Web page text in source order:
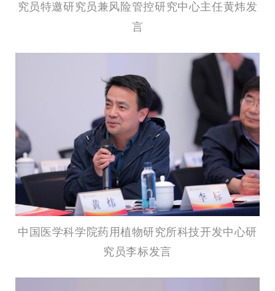
究员特邀研究员兼风险管控研究中心主任黄炜发
言
中国医学科学院药用植物研究所科技开发中心研
究员李标发言